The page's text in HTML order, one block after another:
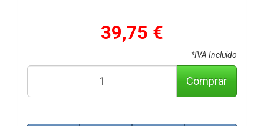
39,75 €
*IVA Incluido
Comprar